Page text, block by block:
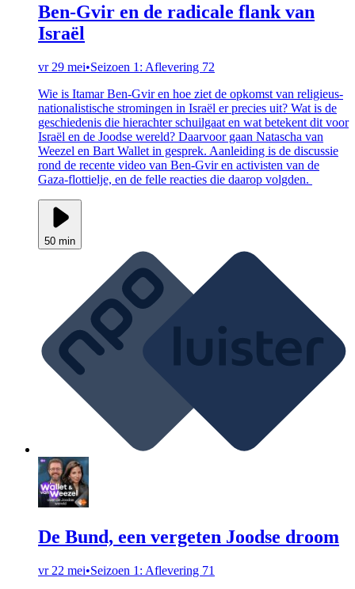
Ben-Gvir en de radicale flank van
Israël
vr 29 mei•Seizoen 1: Aflevering 72
Wie is Itamar Ben-Gvir en hoe ziet de opkomst van religieus-
nationalistische stromingen in Israël er precies uit? Wat is de
geschiedenis die hierachter schuilgaat en wat betekent dit voor
Israël en de Joodse wereld? Daarvoor gaan Natascha van
Weezel en Bart Wallet in gesprek. Aanleiding is de discussie
rond de recente video van Ben-Gvir en activisten van de
Gaza-flottielje, en de felle reacties die daarop volgden.
50 min
De Bund, een vergeten Joodse droom
vr 22 mei•Seizoen 1: Aflevering 71